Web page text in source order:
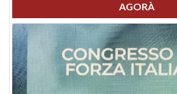
AGORÀ